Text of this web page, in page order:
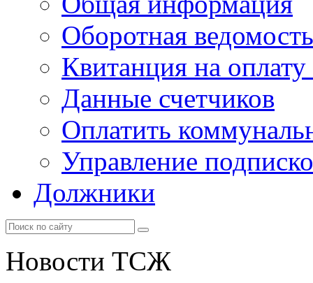
Оборотная ведомость
Квитанция на
Данные счетчиков
Оплатить
Управление
Должники
Новости ТСЖ